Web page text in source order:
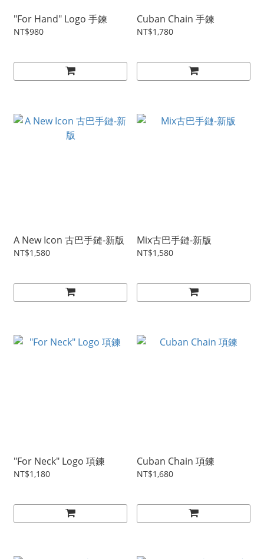
"For Hand" Logo 手鍊
NT$980
Cuban Chain 手鍊
NT$1,780
A New Icon 古巴手鏈-新版
NT$1,580
Mix古巴手鏈-新版
NT$1,580
"For Neck" Logo 項鍊
NT$1,180
Cuban Chain 項鍊
NT$1,680